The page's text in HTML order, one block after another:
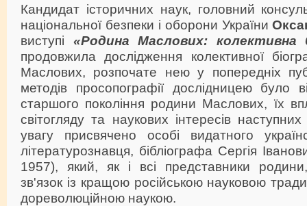
Кандидат історичних наук, головний
національної безпеки і оборони України
виступі «Родина Маслових: колективна
продовжила дослідження колективної
Маслових, розпочате нею у попередніх
методів просопографії дослідницею було
старшого покоління родини Маслових, їх
світогляду та наукових інтересів
увагу присвячено особі видатного
літературознавця, бібліографа Сергія
1957), який, як і всі представники
зв'язок із кращою російською науковою
дореволюційною наукою.